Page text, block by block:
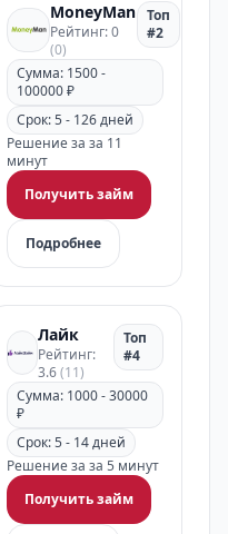
MoneyMan
Рейтинг: 0
(0)
Топ
#2
Сумма: 1500 -
100000 ₽
Срок: 5 - 126 дней
Решение за за 11
минут
Получить займ
Подробнее
Лайк
Рейтинг:
3.6(11)
Топ
#4
Сумма: 1000 - 30000
₽
Срок: 5 - 14 дней
Решение за за 5 минут
Получить займ